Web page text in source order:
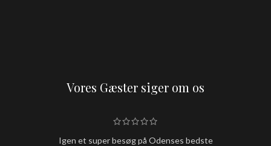
Vores Gæster siger om os
Igen et super besøg på Odenses bedste